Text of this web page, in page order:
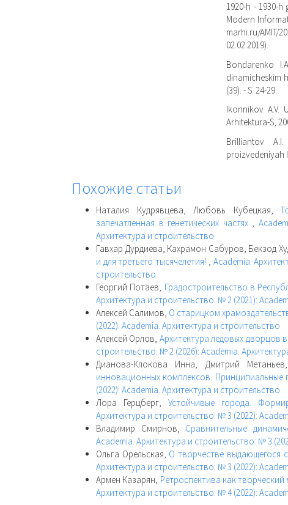
1920-h - 1930-
Modern
marhi.ru/AMIT/
02.02.2019).
Bondarenko
dinamicheskim
(39). - S. 24-29.
Ikonnikov A.V.
Arhitektura-S,
Brilliantov
proizvedeniyah
Похожие статьи
Наталия Кудрявцева, Любовь Кубецкая,
запечатленная в генетических частях
Архитектура и строительство
Гавхар Дурдиева, Кахрамон Сабуров, Бекзод
и для третьего тысячелетия!
Academia.
строительство
Георгий Потаев, Градостроительство в
Архитектура и строительство: № 2 (2021):
Алексей Салимов, О старицком
(2022): Academia. Архитектура и строительство
Алексей Орлов, Архитектура ледовых дворцов
строительство: № 2 (2026): Academia.
Дианова-Клокова Инна, Дмитрий
инновационных комплексов. Принципиальные
(2022): Academia. Архитектура и строительство
Лора Герцберг, Устойчивые города.
Архитектура и строительство: № 3 (2022):
Владимир Смирнов, Сравнительные
Academia. Архитектура и строительство: № 3
Ольга Орельская, О творчестве выдающегося
Архитектура и строительство: № 3 (2022):
Армен Казарян, Ретроспектива как
Архитектура и строительство: № 4 (2022):